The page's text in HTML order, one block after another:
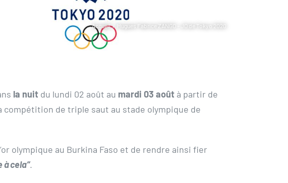
Accueil Hugues Fabrice ZANGO – JO de Tokyo 2020
la nuit du lundi 02 août au mardi 03 août à partir de
compétition de triple saut au stade olympique de
olympique au Burkina Faso et de rendre ainsi fier
à cela”.